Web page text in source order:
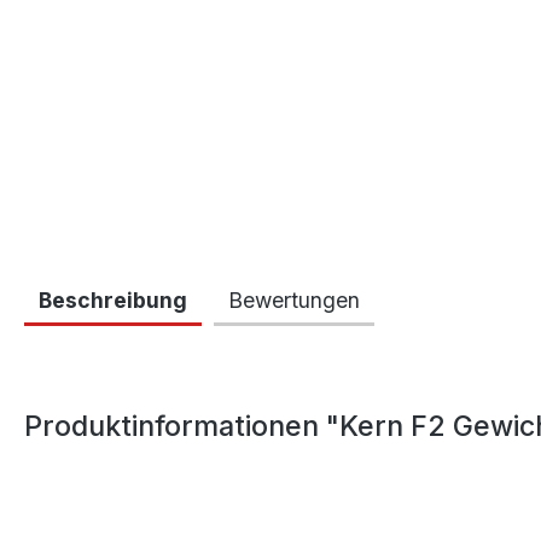
Beschreibung Bewertungen
Produktinformationen "Kern F2